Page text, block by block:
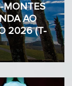
MONTES
AO
2026 (T-